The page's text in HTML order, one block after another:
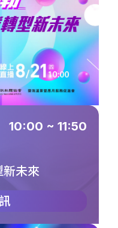
10:00 ~ 11:50
未來